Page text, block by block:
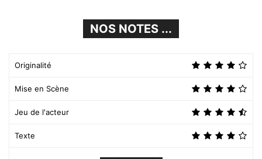
NOS NOTES ...
Originalité
Mise en Scène
Jeu de l'acteur
Texte